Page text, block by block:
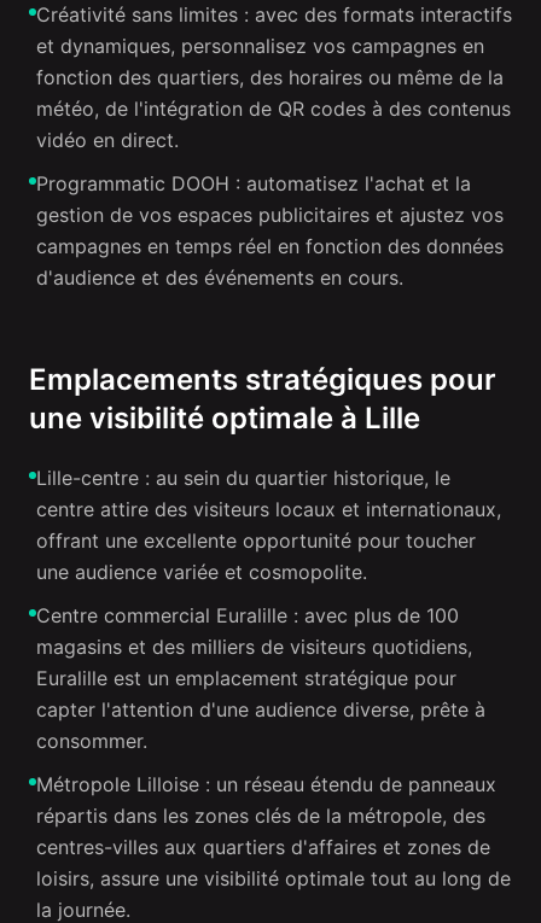
Créativité sans limites : avec des formats interactifs
et dynamiques, personnalisez vos campagnes en
fonction des quartiers, des horaires ou même de la
météo, de l'intégration de QR codes à des contenus
vidéo en direct.
Programmatic DOOH : automatisez l'achat et la
gestion de vos espaces publicitaires et ajustez vos
campagnes en temps réel en fonction des données
d'audience et des événements en cours.
Emplacements stratégiques pour
une visibilité optimale à Lille
Lille-centre : au sein du quartier historique, le
centre attire des visiteurs locaux et internationaux,
offrant une excellente opportunité pour toucher
une audience variée et cosmopolite.
Centre commercial Euralille : avec plus de 100
magasins et des milliers de visiteurs quotidiens,
Euralille est un emplacement stratégique pour
capter l'attention d'une audience diverse, prête à
consommer.
Métropole Lilloise : un réseau étendu de panneaux
répartis dans les zones clés de la métropole, des
centres-villes aux quartiers d'affaires et zones de
loisirs, assure une visibilité optimale tout au long de
la journée.